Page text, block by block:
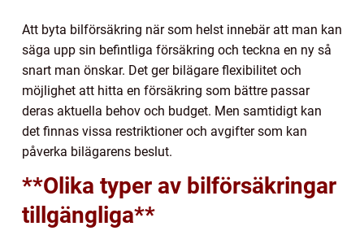
Att byta bilförsäkring när som helst innebär att man kan
säga upp sin befintliga försäkring och teckna en ny så
snart man önskar. Det ger bilägare flexibilitet och
möjlighet att hitta en försäkring som bättre passar
deras aktuella behov och budget. Men samtidigt kan
det finnas vissa restriktioner och avgifter som kan
påverka bilägarens beslut.
**Olika typer av bilförsäkringar
tillgängliga**